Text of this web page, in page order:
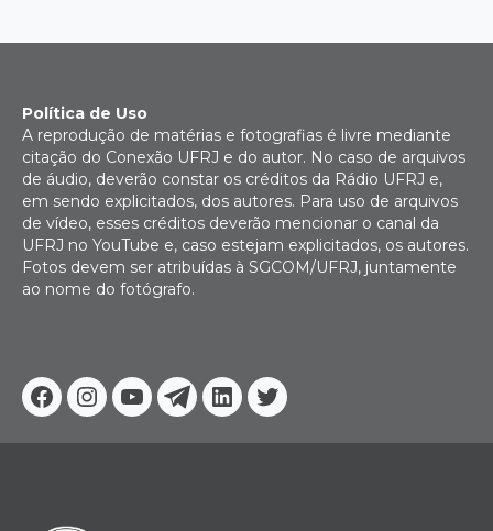
Facebook
Instagram
YoutubeTelegram
Linkedin
Twitter
Política de Uso
A reprodução de matérias e fotografias é livre mediante
citação do Conexão UFRJ e do autor. No caso de arquivos
de áudio, deverão constar os créditos da Rádio UFRJ e,
em sendo explicitados, dos autores. Para uso de arquivos
de vídeo, esses créditos deverão mencionar o canal da
UFRJ no YouTube e, caso estejam explicitados, os autores.
Fotos devem ser atribuídas à SGCOM/UFRJ, juntamente
ao nome do fotógrafo.